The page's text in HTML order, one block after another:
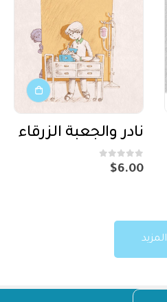
نادر والجعبة الزرقاء
0
out of 5
$6.00
المزيد